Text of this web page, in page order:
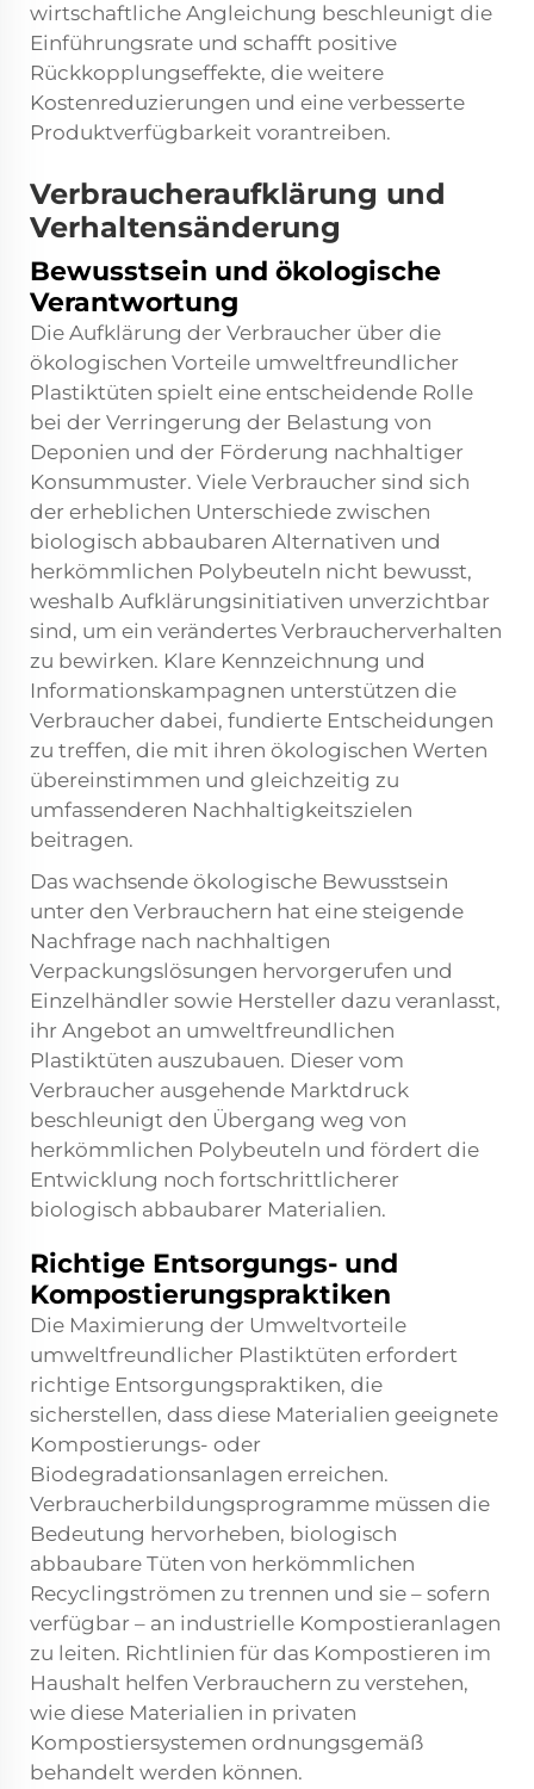
wirtschaftliche Angleichung beschleunigt die
Einführungsrate und schafft positive
Rückkopplungseffekte, die weitere
Kostenreduzierungen und eine verbesserte
Produktverfügbarkeit vorantreiben.
Verbraucheraufklärung und
Verhaltensänderung
Bewusstsein und ökologische
Verantwortung
Die Aufklärung der Verbraucher über die
ökologischen Vorteile umweltfreundlicher
Plastiktüten spielt eine entscheidende Rolle
bei der Verringerung der Belastung von
Deponien und der Förderung nachhaltiger
Konsummuster. Viele Verbraucher sind sich
der erheblichen Unterschiede zwischen
biologisch abbaubaren Alternativen und
herkömmlichen Polybeuteln nicht bewusst,
weshalb Aufklärungsinitiativen unverzichtbar
sind, um ein verändertes Verbraucherverhalten
zu bewirken. Klare Kennzeichnung und
Informationskampagnen unterstützen die
Verbraucher dabei, fundierte Entscheidungen
zu treffen, die mit ihren ökologischen Werten
übereinstimmen und gleichzeitig zu
umfassenderen Nachhaltigkeitszielen
beitragen.
Das wachsende ökologische Bewusstsein
unter den Verbrauchern hat eine steigende
Nachfrage nach nachhaltigen
Verpackungslösungen hervorgerufen und
Einzelhändler sowie Hersteller dazu veranlasst,
ihr Angebot an umweltfreundlichen
Plastiktüten auszubauen. Dieser vom
Verbraucher ausgehende Marktdruck
beschleunigt den Übergang weg von
herkömmlichen Polybeuteln und fördert die
Entwicklung noch fortschrittlicherer
biologisch abbaubarer Materialien.
Richtige Entsorgungs- und
Kompostierungspraktiken
Die Maximierung der Umweltvorteile
umweltfreundlicher Plastiktüten erfordert
richtige Entsorgungspraktiken, die
sicherstellen, dass diese Materialien geeignete
Kompostierungs- oder
Biodegradationsanlagen erreichen.
Verbraucherbildungsprogramme müssen die
Bedeutung hervorheben, biologisch
abbaubare Tüten von herkömmlichen
Recyclingströmen zu trennen und sie – sofern
verfügbar – an industrielle Kompostieranlagen
zu leiten. Richtlinien für das Kompostieren im
Haushalt helfen Verbrauchern zu verstehen,
wie diese Materialien in privaten
Kompostiersystemen ordnungsgemäß
behandelt werden können.